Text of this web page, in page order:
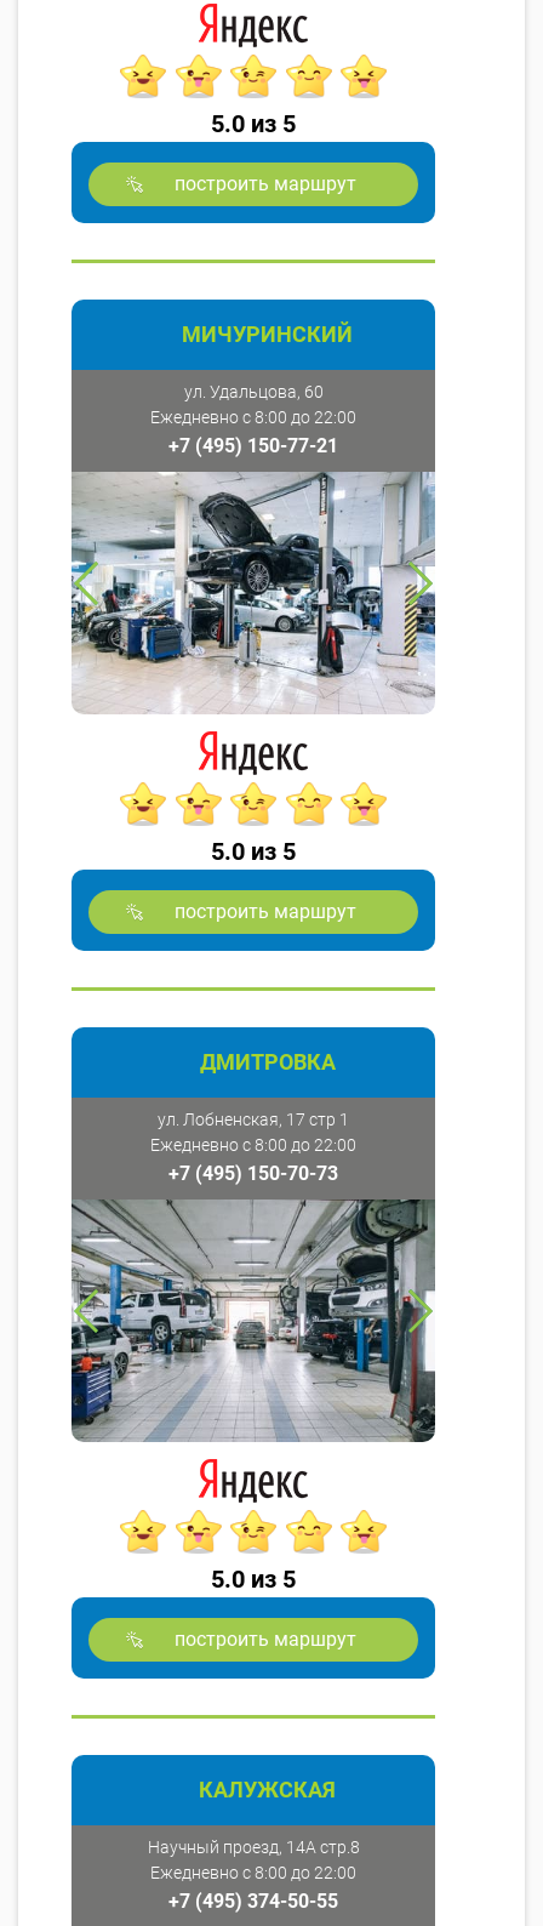
5.0 из 5
построить маршрут
МИЧУРИНСКИЙ
ул. Удальцова, 60
Ежедневно с 8:00 до 22:00
+7 (495) 150-77-21
5.0 из 5
построить маршрут
ДМИТРОВКА
ул. Лобненская, 17 стр 1
Ежедневно с 8:00 до 22:00
+7 (495) 150-70-73
5.0 из 5
построить маршрут
КАЛУЖСКАЯ
Научный проезд, 14А стр.8
Ежедневно с 8:00 до 22:00
+7 (495) 374-50-55